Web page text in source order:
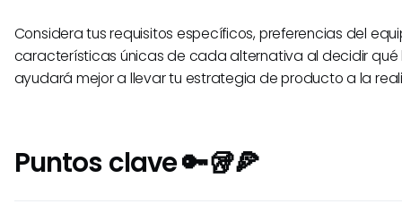
Considera tus requisitos específicos, preferencias del
características únicas de cada alternativa al decidir qué
ayudará mejor a llevar tu estrategia de producto a la
Puntos clave 🔑🥡🍕